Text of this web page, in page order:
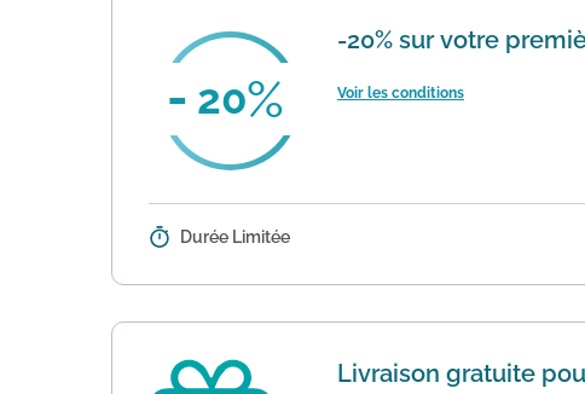
20
-20% sur votre
Voir les conditions
Détails : Lors de votre première commande
Durée Limitée
Livraison gratuite